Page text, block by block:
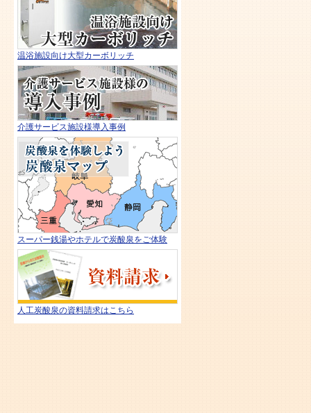
温浴施設向け大型カーボリッチ
介護サービス施設様導入事例
スーパー銭湯やホテルで炭酸泉をご体験
人工炭酸泉の資料請求はこちら